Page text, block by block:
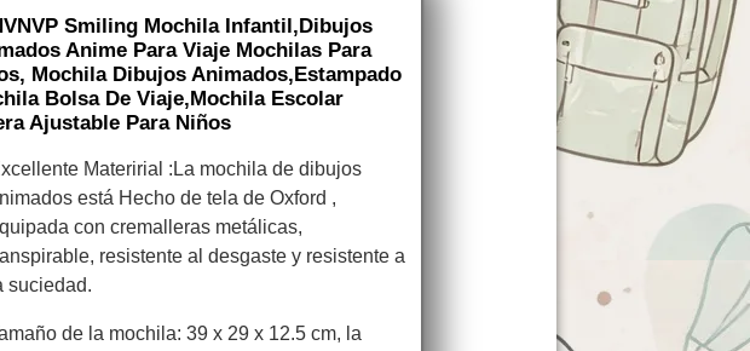
Smiling Mochila Infantil,Dibujos
Anime Para Viaje Mochilas Para
Mochila Dibujos Animados,Estampado
Bolsa De Viaje,Mochila Escolar
Ajustable Para Niños
Materirial :La mochila de dibujos
está Hecho de tela de Oxford ,
con cremalleras metálicas,
resistente al desgaste y resistente a
suciedad.
de la mochila: 39 x 29 x 12.5 cm, la